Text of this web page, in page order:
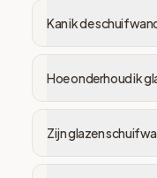
Kan ik de
Hoe onderhoud ik
Zijn glazen